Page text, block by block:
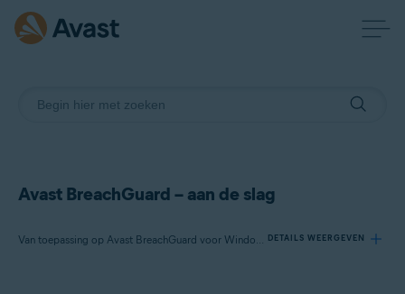
Avast BreachGuard – aan de slag
Van toepassing op Avast BreachGuard voor Windows, Avast BreachGuard voor Mac DETAILS WEERGEVEN